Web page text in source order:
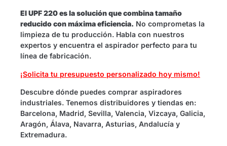
El UPF 220 es la solución que combina tamaño
reducido con máxima eficiencia. No comprometas la
limpieza de tu producción. Habla con nuestros
expertos y encuentra el aspirador perfecto para tu
línea de fabricación.
¡Solicita tu presupuesto personalizado hoy mismo!
Descubre dónde puedes comprar aspiradores
industriales. Tenemos distribuidores y tiendas en:
Barcelona, Madrid, Sevilla, Valencia, Vizcaya, Galicia,
Aragón, Álava, Navarra, Asturias, Andalucía y
Extremadura.